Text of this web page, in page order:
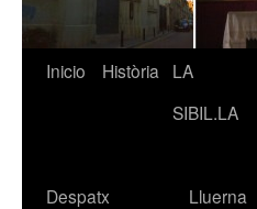
Inicio Història
LA
SIBIL.LA
Despatx
Lluerna